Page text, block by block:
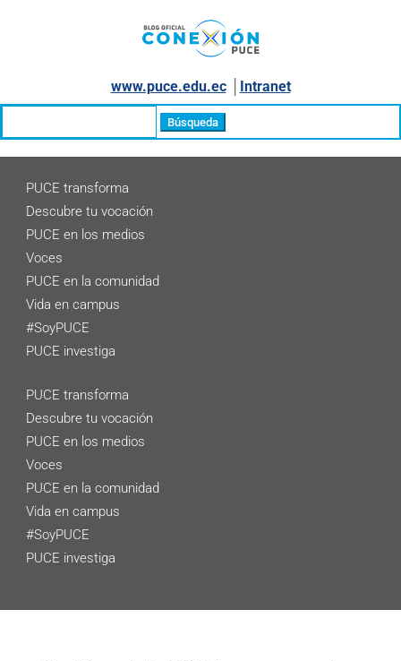
www.puce.edu.ec│ Intranet
PUCE transforma
Descubre tu vocación
PUCE en los medios
Voces
PUCE en la comunidad
Vida en campus
#SoyPUCE
PUCE investiga
PUCE transforma
Descubre tu vocación
PUCE en los medios
Voces
PUCE en la comunidad
Vida en campus
#SoyPUCE
PUCE investiga